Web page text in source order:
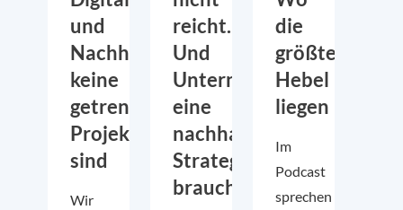
und
Nachhaltigkeit
keine
getrennten
Projekte
sind
Wir
reicht.
Und
Unternehmen
eine
nachhaltige
Strategie
brauchen
die
größten
Hebel
liegen
Im
Podcast
sprechen